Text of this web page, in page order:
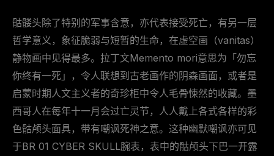
骷髅头除了特别的军事含意，亦代表接受死亡，有另一层
哲学意义，象征脆弱与短暂的生命，在虚空画（vanitas）
静物画中见得最多。拉丁文Memento mori意思为「勿忘
你终有一死」，令人联想到古老画作的阴森画面，或者是
启蒙时期人文主义者的奇珍柜中令人毛骨悚然的收藏。墨
西哥人在每年十一月会过亡灵节，人人戴上各式各样的彩
色骷颅头面具，带有嘲讽死神之意。这种幽默嘲讽亦可见
于BR 01 CYBER SKULL腕表，表中的骷颅头下巴一开露